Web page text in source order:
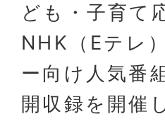
ども・子育て
NHK（Eテレ
ー向け人気番
開収録を開催